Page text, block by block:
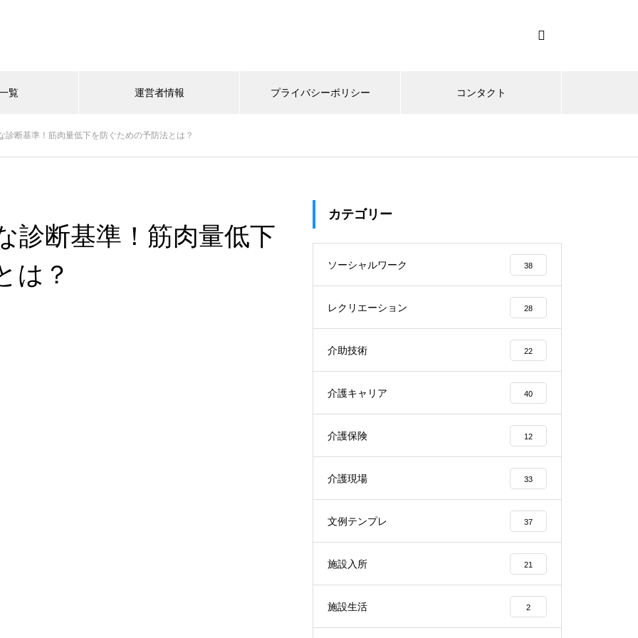
覧 運営者情報 プライバシーポリシー コンタクト
診断基準！筋肉量低下を防ぐための予防法とは？
診断基準！筋肉量低下
は？
カテゴリー
ソーシャルワーク 38
レクリエーション 28
介助技術 22
介護キャリア 40
介護保険 12
介護現場 33
文例テンプレ 37
施設入所 21
施設生活 2